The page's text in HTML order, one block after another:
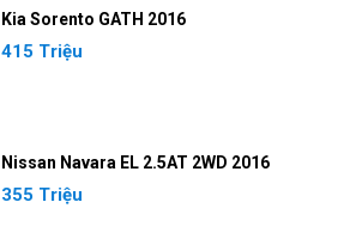
Kia Sorento GATH 2016
415 Triệu
Nissan Navara EL 2.5AT 2WD 2016
355 Triệu